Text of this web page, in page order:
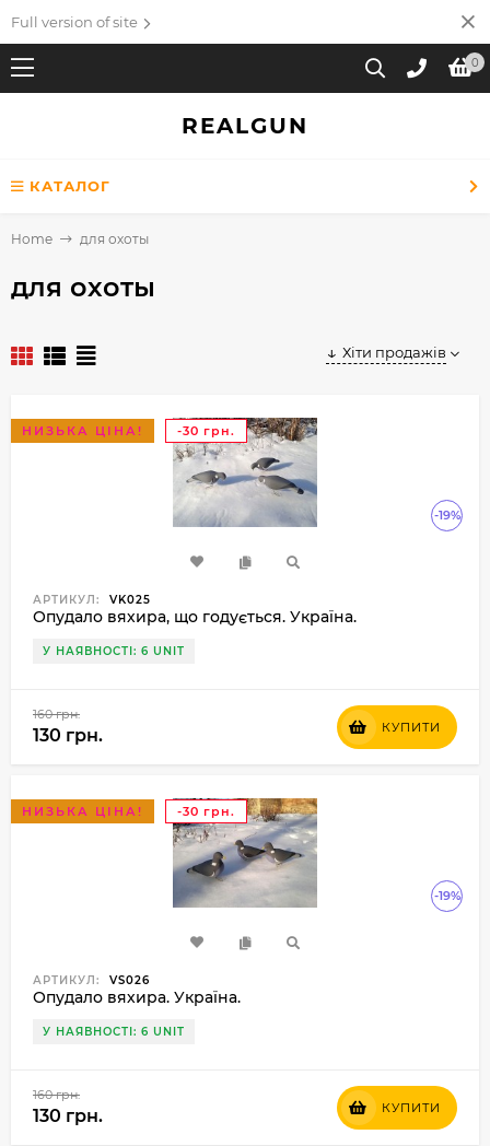
Full version of site
0
REALGUN
КАТАЛОГ
Home для охоты
для охоты
Хіти продажів
-19%
НИЗЬКА ЦІНА! -30 грн.
АРТИКУЛ: VK025
Опудало вяхира, що годується. Україна.
У НАЯВНОСТІ: 6 UNIT
160 грн.
130 грн. КУПИТИ
-19%
НИЗЬКА ЦІНА! -30 грн.
АРТИКУЛ: VS026
Опудало вяхира. Україна.
У НАЯВНОСТІ: 6 UNIT
160 грн.
130 грн. КУПИТИ